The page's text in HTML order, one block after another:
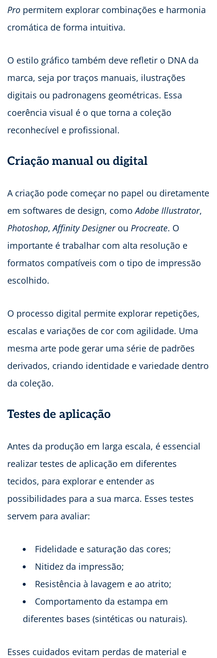
Pro permitem explorar combinações e harmonia
cromática de forma intuitiva.
O estilo gráfico também deve refletir o DNA da
marca, seja por traços manuais, ilustrações
digitais ou padronagens geométricas. Essa
coerência visual é o que torna a coleção
reconhecível e profissional.
Criação manual ou digital
A criação pode começar no papel ou diretamente
em softwares de design, comoAdobe Illustrator,
Photoshop,Affinity Designerou Procreate. O
importante é trabalhar com alta resolução e
formatos compatíveis com o tipo de impressão
escolhido.
O processo digital permite explorar repetições,
escalas e variações de cor com agilidade. Uma
mesma arte pode gerar uma série de padrões
derivados, criando identidade e variedade dentro
da coleção.
Testes de aplicação
Antes da produção em larga escala, é essencial
realizar testes de aplicação em diferentes
tecidos, para explorar e entender as
possibilidades para a sua marca. Esses testes
servem para avaliar:
Fidelidade e saturação das cores;
Nitidez da impressão;
Resistência à lavagem e ao atrito;
Comportamento da estampa em
diferentes bases (sintéticas ou naturais).
Esses cuidados evitam perdas de material e